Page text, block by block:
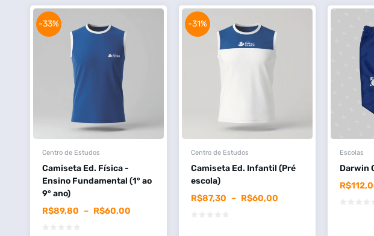
Centro de Estudos
Camiseta Ed. Física -
Ensino Fundamental (1° ao
9° ano)
R$60,00
–
R$89,80
-33%
Centro de Estudos
Camiseta Ed. Infantil (Pré
escola)
R$60,00
–
R$87,30
-31%
Escolas
Darwin
R$